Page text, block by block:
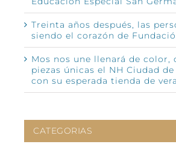
Treinta años después, las
siendo el corazón de
Mos nos une llenará de color,
piezas únicas el NH Ciudad de
con su esperada tienda de
CATEGORIAS